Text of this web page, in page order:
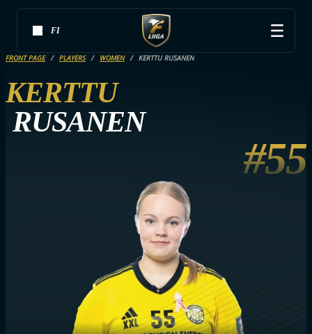
FI
FRONT PAGE PLAYERS WOMEN KERTTU RUSANEN
KERTTU
RUSANEN
#55